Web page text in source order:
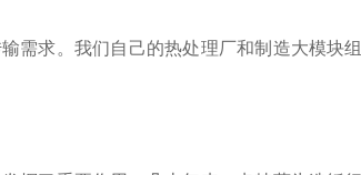
需求。我们自己的热处理厂和制造大模块